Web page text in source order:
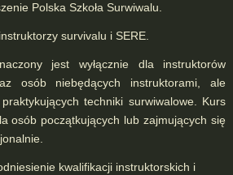
Polska Szkoła Surwiwalu.
survivalu i SERE.
jest wyłącznie dla instruktorów
osób niebędących instruktorami, ale
techniki surwiwalowe. Kurs
osób początkujących lub zajmujących się
kwalifikacji instruktorskich i